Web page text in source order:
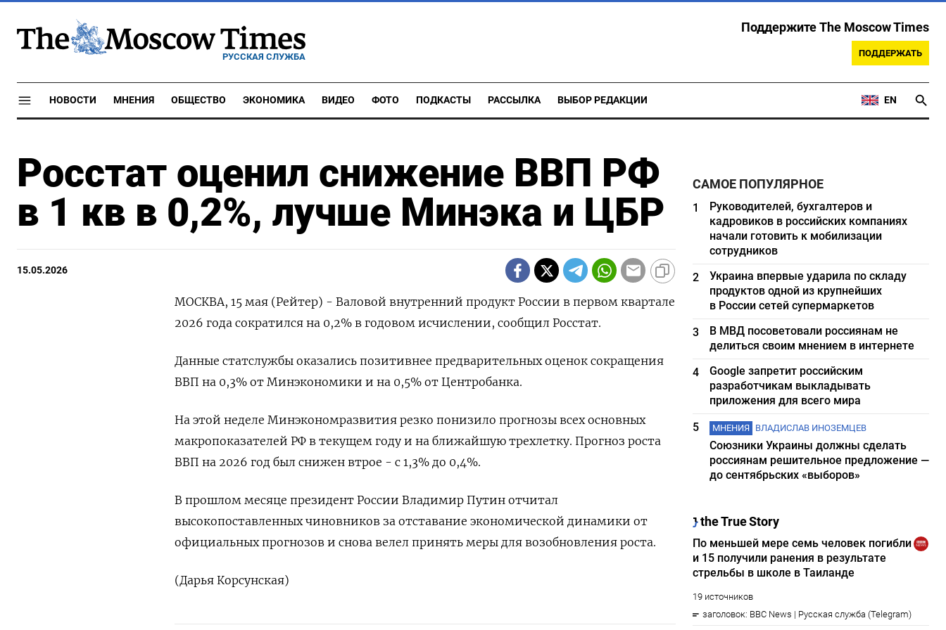
РУССКАЯ СЛУЖБА
Поддержите The Moscow Times
ПОДДЕРЖАТЬ
НОВОСТИ МНЕНИЯ ОБЩЕСТВО ЭКОНОМИКА ВИДЕО ФОТО ПОДКАСТЫ РАССЫЛКА ВЫБОР РЕДАКЦИИ EN
Росстат оценил снижение ВВП РФ
в 1 кв в 0,2%, лучше Минэка и ЦБР
15.05.2026
МОСКВА, 15 мая (Рейтер) - Валовой внутренний продукт России в первом ‌квартале
2026 года сократился на 0,2% в ​годовом исчислении, ​сообщил Росстат.
Данные ​статслужбы оказались ⁠позитивнее ‌предварительных оценок сокращения
ВВП ‌на 0,3% от Минэкономики ​и на ‌0,5% от Центробанка.
На этой неделе ​Минэкономразвития резко понизило ‌прогнозы всех основных
макропоказателей РФ в текущем году ​и ​на ‌ближайшую трехлетку. Прогноз роста ​
ВВП на 2026 год был снижен втрое - с 1,3% до 0,4%.
В прошлом месяце президент России ​Владимир Путин ⁠отчитал
высокопоставленных чиновников за отставание ‌экономической динамики от
официальных ‌прогнозов и снова велел ​принять меры для возобновления ‌роста.
(Дарья Корсунская)
САМОЕ ПОПУЛЯРНОЕ
1
Руководителей, бухгалтеров и
кадровиков в российских компаниях
начали готовить к мобилизации
сотрудников
2
Украина впервые ударила по складу
продуктов одной из крупнейших
в России сетей супермаркетов
3
В МВД посоветовали россиянам не
делиться своим мнением в интернете
4
Google запретит российским
разработчикам выкладывать
приложения для всего мира
5
МНЕНИЯ ВЛАДИСЛАВ ИНОЗЕМЦЕВ
Союзники Украины должны сделать
россиянам решительное предложение —
до сентябрьских «выборов»